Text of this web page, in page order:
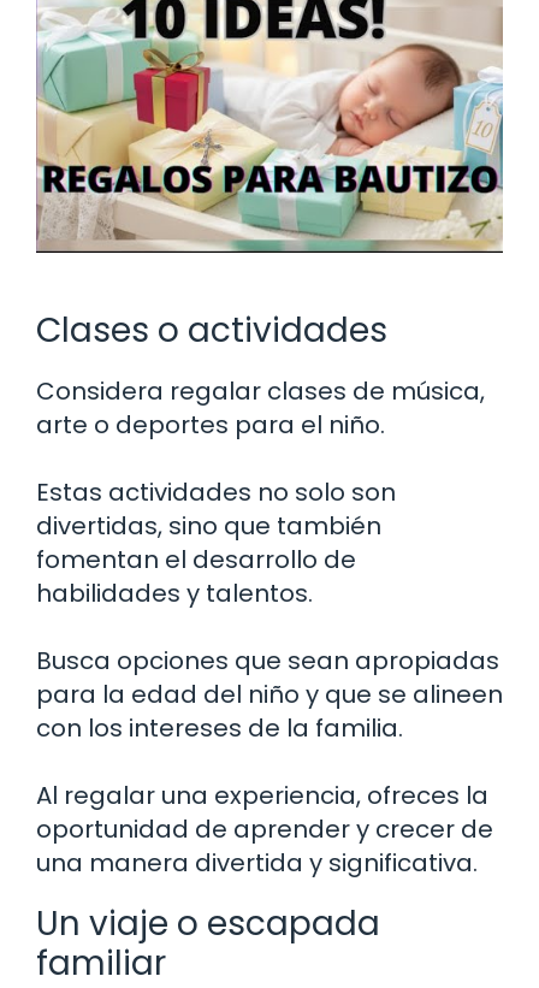
Clases o actividades
Considera regalar clases de música,
arte o deportes para el niño.
Estas actividades no solo son
divertidas, sino que también
fomentan el desarrollo de
habilidades y talentos.
Busca opciones que sean apropiadas
para la edad del niño y que se alineen
con los intereses de la familia.
Al regalar una experiencia, ofreces la
oportunidad de aprender y crecer de
una manera divertida y significativa.
Un viaje o escapada
familiar